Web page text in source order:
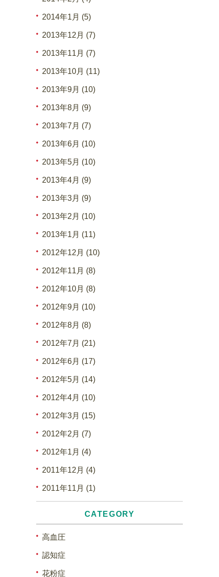
2014年1月 (5)
2013年12月 (7)
2013年11月 (7)
2013年10月 (11)
2013年9月 (10)
2013年8月 (9)
2013年7月 (7)
2013年6月 (10)
2013年5月 (10)
2013年4月 (9)
2013年3月 (9)
2013年2月 (10)
2013年1月 (11)
2012年12月 (10)
2012年11月 (8)
2012年10月 (8)
2012年9月 (10)
2012年8月 (8)
2012年7月 (21)
2012年6月 (17)
2012年5月 (14)
2012年4月 (10)
2012年3月 (15)
2012年2月 (7)
2012年1月 (4)
2011年12月 (4)
2011年11月 (1)
CATEGORY
高血圧
認知症
花粉症